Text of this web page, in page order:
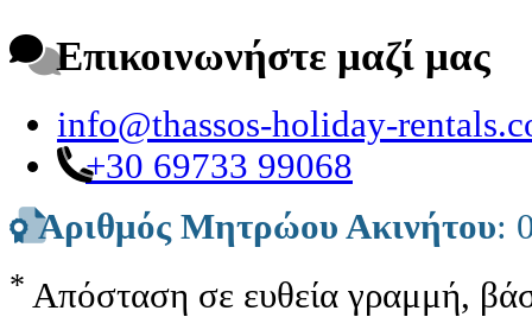
Επικοινωνήστε μαζί μας
info@thassos-holiday-
+30 69733 99068
Αριθμός Μητρώου Ακινήτου:
* Απόσταση σε ευθεία γραμμή,